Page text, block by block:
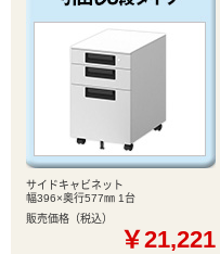
サイドキャビネット
幅396×奥行577㎜ 1台
販売価格（税込）
￥21,221